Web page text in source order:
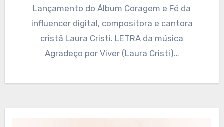
Lançamento do Álbum Coragem e Fé da
influencer digital, compositora e cantora
cristã Laura Cristi. LETRA da música
Agradeço por Viver (Laura Cristi)…